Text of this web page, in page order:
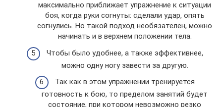
максимально приближает упражнение к ситуации
боя, когда руки согнуты: сделали удар, опять
согнулись. Но такой подход необязателен, можно
начинать и в верхнем положении тела.
Чтобы было удобнее, а также эффективнее,
можно одну ногу завести за другую.
Так как в этом упражнении тренируется
готовность к бою, то пределом занятий будет
состояние, при котором невозможно резко